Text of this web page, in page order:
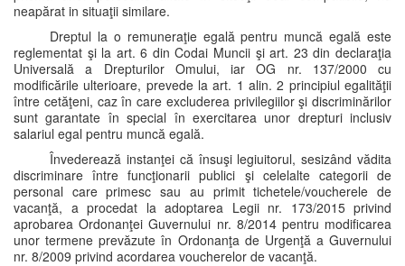
neapărat in situaţii similare.
Dreptul la o remuneraţie egală pentru muncă egală este
reglementat şi la art. 6 din Codai Muncii şi art. 23 din declaraţia
Universală a Drepturilor Omului, iar OG nr. 137/2000 cu
modificările ulterioare, prevede la art. 1 alin. 2 principiul egalităţii
între cetăţeni, caz în care excluderea privilegiilor şi discriminărilor
sunt garantate în special în exercitarea unor drepturi inclusiv
salariul egal pentru muncă egală.
Învederează instanţei că însuşi legiuitorul, sesizând vădita
discriminare între funcţionarii publici şi celelalte categorii de
personal care primesc sau au primit tichetele/voucherele de
vacanţă, a procedat la adoptarea Legii nr. 173/2015 privind
aprobarea Ordonanţei Guvernului nr. 8/2014 pentru modificarea
unor termene prevăzute în Ordonanţa de Urgenţă a Guvernului
nr. 8/2009 privind acordarea voucherelor de vacanţă.